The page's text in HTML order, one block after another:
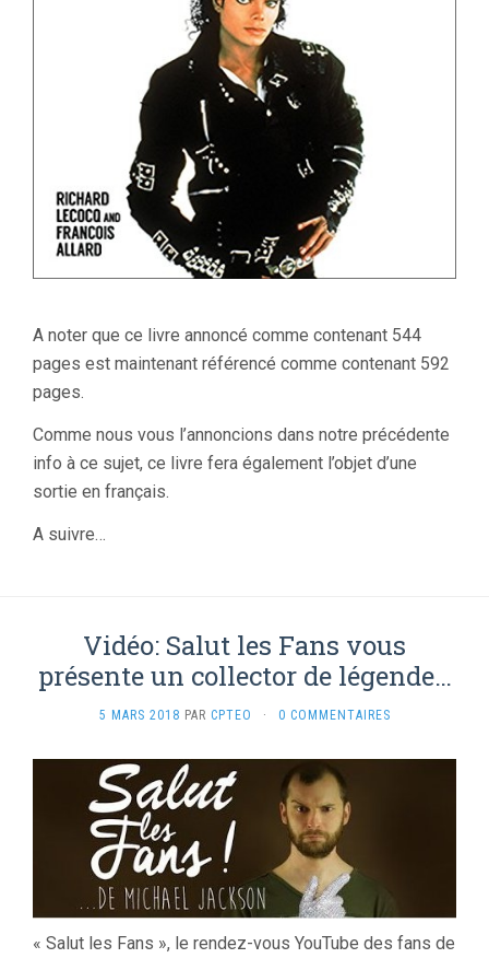
A noter que ce livre annoncé comme contenant 544
pages est maintenant référencé comme contenant 592
pages.
Comme nous vous l’annoncions dans notre précédente
info à ce sujet, ce livre fera également l’objet d’une
sortie en français.
A suivre…
Vidéo: Salut les Fans vous
présente un collector de légende…
5 MARS 2018 PAR CPTEO · 0 COMMENTAIRES
« Salut les Fans », le rendez-vous YouTube des fans de